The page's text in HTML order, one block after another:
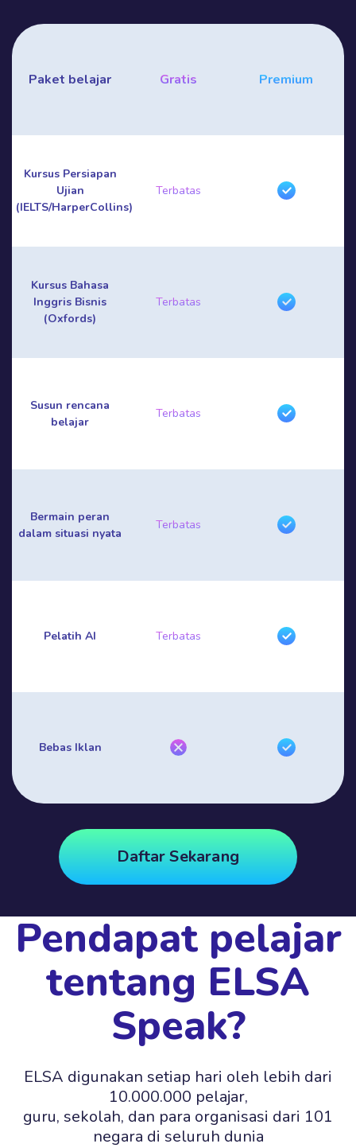
Paket belajar Gratis Premium
Kursus Persiapan
Ujian
(IELTS/HarperCollins)
Terbatas
Kursus Bahasa
Inggris Bisnis
(Oxfords)
Terbatas
Susun rencana
belajar
Terbatas
Bermain peran
dalam situasi nyata
Terbatas
Pelatih AI Terbatas
Bebas Iklan
Daftar Sekarang
Pendapat pelajar
tentang ELSA
Speak?
ELSA digunakan setiap hari oleh lebih dari
10.000.000 pelajar,
guru, sekolah, dan para organisasi dari 101
negara di seluruh dunia